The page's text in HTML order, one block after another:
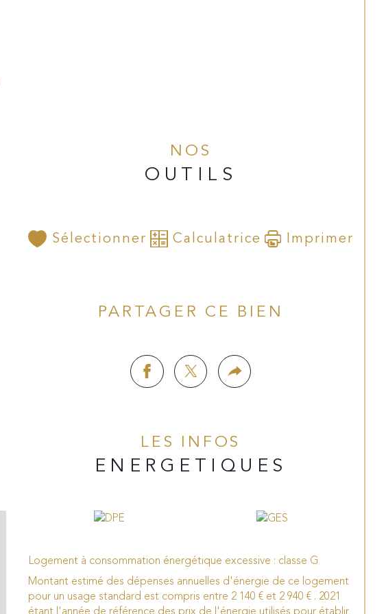
NOS
OUTILS
Sélectionner Calculatrice Imprimer
PARTAGER CE BIEN
LES INFOS
ENERGETIQUES
Logement à consommation énergétique excessive : classe G
Montant estimé des dépenses annuelles d'énergie de ce logement
pour un usage standard est compris entre 2 140 € et 2 940 € . 2021